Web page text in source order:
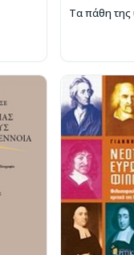
Τα πάθη